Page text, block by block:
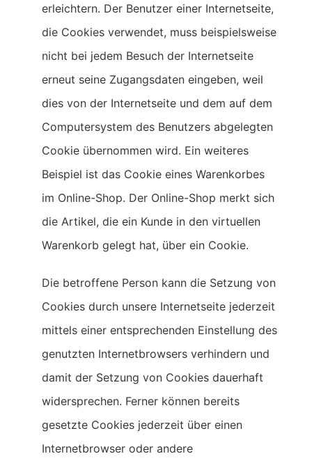
erleichtern. Der Benutzer einer Internetseite,
die Cookies verwendet, muss beispielsweise
nicht bei jedem Besuch der Internetseite
erneut seine Zugangsdaten eingeben, weil
dies von der Internetseite und dem auf dem
Computersystem des Benutzers abgelegten
Cookie übernommen wird. Ein weiteres
Beispiel ist das Cookie eines Warenkorbes
im Online-Shop. Der Online-Shop merkt sich
die Artikel, die ein Kunde in den virtuellen
Warenkorb gelegt hat, über ein Cookie.
Die betroffene Person kann die Setzung von
Cookies durch unsere Internetseite jederzeit
mittels einer entsprechenden Einstellung des
genutzten Internetbrowsers verhindern und
damit der Setzung von Cookies dauerhaft
widersprechen. Ferner können bereits
gesetzte Cookies jederzeit über einen
Internetbrowser oder andere